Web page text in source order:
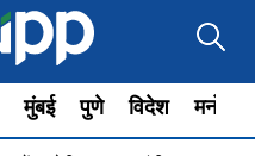
मुंबई पुणे विदेश